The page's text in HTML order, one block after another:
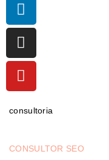
consultoria
CONSULTOR SEO